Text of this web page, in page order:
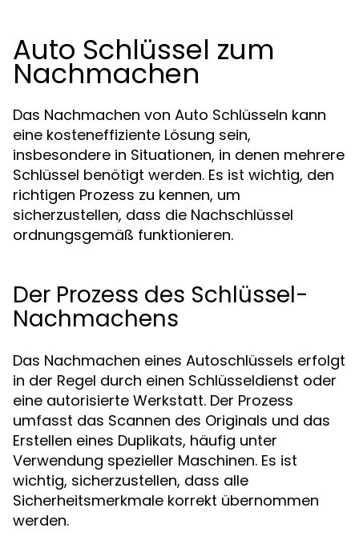
Auto Schlüssel zum
Nachmachen
Das Nachmachen von Auto Schlüsseln kann
eine kosteneffiziente Lösung sein,
insbesondere in Situationen, in denen mehrere
Schlüssel benötigt werden. Es ist wichtig, den
richtigen Prozess zu kennen, um
sicherzustellen, dass die Nachschlüssel
ordnungsgemäß funktionieren.
Der Prozess des Schlüssel-
Nachmachens
Das Nachmachen eines Autoschlüssels erfolgt
in der Regel durch einen Schlüsseldienst oder
eine autorisierte Werkstatt. Der Prozess
umfasst das Scannen des Originals und das
Erstellen eines Duplikats, häufig unter
Verwendung spezieller Maschinen. Es ist
wichtig, sicherzustellen, dass alle
Sicherheitsmerkmale korrekt übernommen
werden.